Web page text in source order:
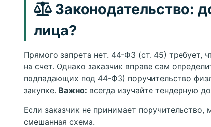
Законодательство:
лица?
Прямого запрета нет. 44-ФЗ (ст. 45) требует,
на счёт. Однако заказчик вправе сам
подпадающих под 44-ФЗ) поручительство
закупке. Важно: всегда изучайте тендерную
Если заказчик не принимает
смешанная схема.